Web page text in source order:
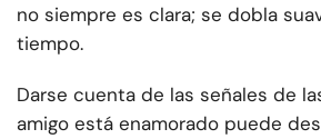
no siempre es clara; se dobla
tiempo.
Darse cuenta de las señales de
amigo está enamorado puede